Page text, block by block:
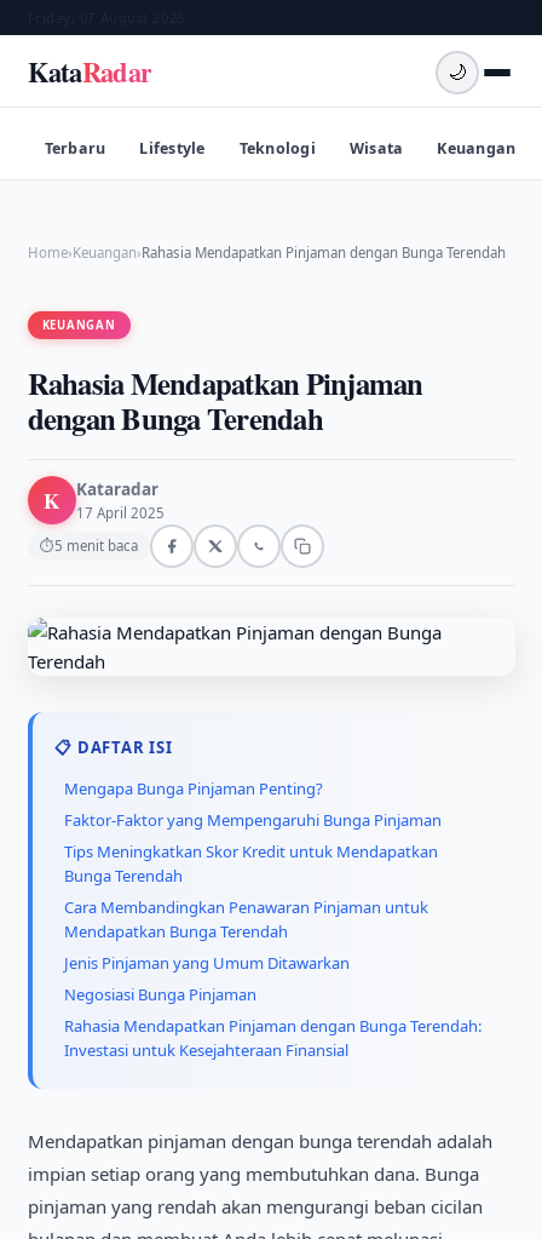
KataRadar 🌙
Terbaru Lifestyle Teknologi Wisata Keuangan
Home›Keuangan›Rahasia Mendapatkan Pinjaman dengan Bunga Terendah
KEUANGAN
Rahasia Mendapatkan Pinjaman
dengan Bunga Terendah
K Kataradar
17 April 2025
⏱5 menit baca
📋 DAFTAR ISI
Mengapa Bunga Pinjaman Penting?
Faktor-Faktor yang Mempengaruhi Bunga Pinjaman
Tips Meningkatkan Skor Kredit untuk Mendapatkan
Bunga Terendah
Cara Membandingkan Penawaran Pinjaman untuk
Mendapatkan Bunga Terendah
Jenis Pinjaman yang Umum Ditawarkan
Negosiasi Bunga Pinjaman
Rahasia Mendapatkan Pinjaman dengan Bunga Terendah:
Investasi untuk Kesejahteraan Finansial
Mendapatkan pinjaman dengan bunga terendah adalah
impian setiap orang yang membutuhkan dana. Bunga
pinjaman yang rendah akan mengurangi beban cicilan